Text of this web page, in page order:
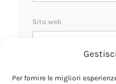
Per fornire le migliori
Sito web